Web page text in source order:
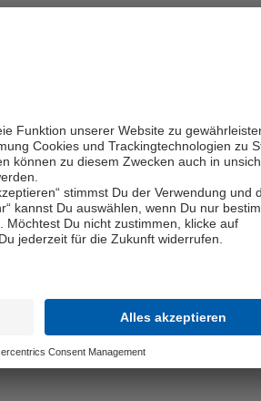
, mit denen
und re­le­van­ten
fi­nan­zi­el­le Pro­ble­me
und Ver­trä­gen
, um Ver­trau­en und